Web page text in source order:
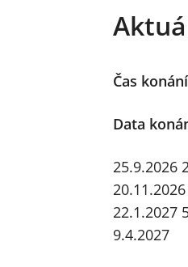
Čas
Data
25.9.2026
20.11.2026
22.1.2027
9.4.2027